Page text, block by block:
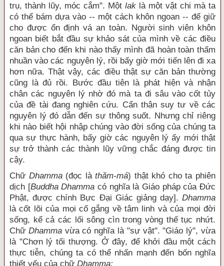
trụ, thành lũy, móc cắm". Một lak là một vật chi mà ta
có thể bám dựa vào -- một cách khôn ngoan -- để giữ
cho được ổn định vá an toàn. Người sinh viên khôn
ngoan biết bắt đầu sự khảo sát của mình về các điều
căn bản cho đến khi nào thấy mình đã hoàn toàn thấm
nhuần vào các nguyên lý, rồi bấy giờ mới tiến lên đi xa
hơn nữa. Thật vậy, các điều thật sự căn bản thường
cũng là đủ rồi. Bước đầu tiên là phát hiện và nhận
chân các nguyên lý nhờ đó mà ta đi sâu vào cốt tủy
của đề tài đang nghiên cứu. Cẩn thận suy tư về các
nguyên lý đó dẫn đến sự thông suốt. Nhưng chỉ riêng
khi nào biết hội nhập chúng vào đời sống của chúng ta
qua sự thực hành, bấy giờ các nguyên lý ấy mới thật
sự trở thành các thành lũy vững chắc đáng được tin
cậy.
Chữ Dhamma (đọc làthăm-má) thật khó cho ta phiên
dịch [Buddha Dhammacó nghĩa là Giáo pháp của Ðức
Phật, được chính Bực Ðại Giác giảng dạy]. Dhamma
là cốt lõi của mọi cố gắng về tâm linh và của mọi đời
sống, kể cả các lối sông cìn trong vòng thế tục nhứt.
Chữ Dhamma vừa có nghĩa là "sự vật". "Giáo lý", vừa
là "Chơn lý tối thượng. Ở đây, để khởi đầu một cách
thực tiễn, chúng ta có thể nhấn mạnh đến bốn nghĩa
thiết yếu của chữ Dhamma: